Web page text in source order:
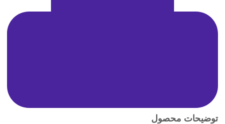
توضیحات محصول